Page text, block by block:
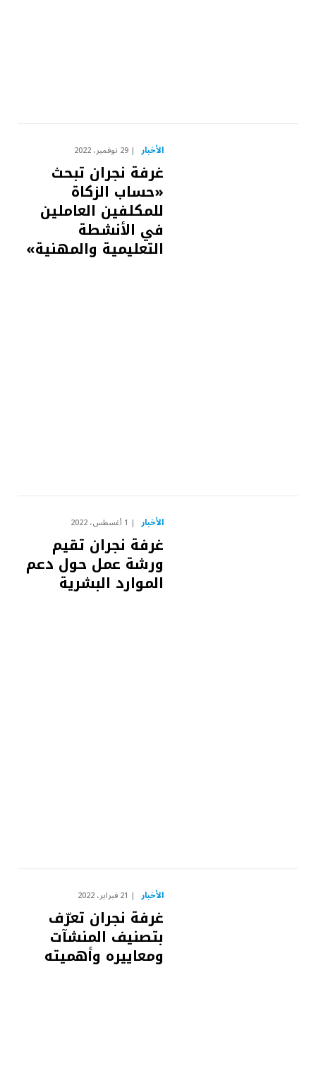
الأخبار 29 نوفمبر، 2022
غرفة نجران تبحث
«حساب الزكاة
للمكلفين العاملين
في الأنشطة
التعليمية والمهنية»
الأخبار 1 أغسطس، 2022
غرفة نجران تقيم
ورشة عمل حول دعم
الموارد البشرية
الأخبار 21 فبراير، 2022
غرفة نجران تعرّف
بتصنيف المنشآت
ومعاييره وأهميته